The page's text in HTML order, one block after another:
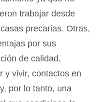
trabajar desde
precarias. Otras,
por sus
de calidad,
y vivir, contactos en
por lo tanto, una